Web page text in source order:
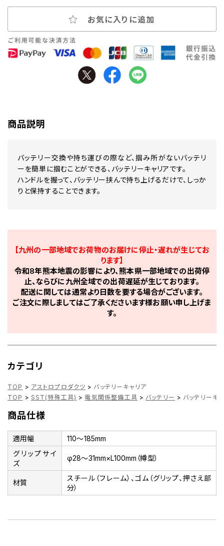
お気に入りに追加
商品説明
バッテリー交換や持ち運びの際など、掴み所がないバッテリ
ーを簡単に掴むことができる、バッテリーキャリアです。
ハンドルを握って、バッテリー挟んで持ち上げるだけで、しっか
りと保持することできます。
【九州の一部地域でお荷物のお届けに停止・遅れが生じてお
ります】
令和8年熊本地震の影響により、熊本県一部地域での出荷停
止、ならびに九州全域での出荷遅延が生じております。
配送に関しては通常より日数を要する場合がございます。
ご注文に際しましてはご了承くださいます様お願い申し上げま
す。
カテゴリ
TOP > アストロプロダクツ > バッテリーキャリア
TOP > SST(特殊工具) > 電気関係整備工具 > バッテリー > バッテリーキ
商品仕様
適用幅
110～185mm
グリップサイ
ズ
φ28～31mm×L100mm（樽型）
材質
スチール（フレーム）、ゴム（グリップ、押さえ部
分）